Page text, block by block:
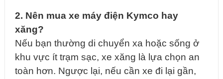
2. Nên mua xe máy điện Kymco hay
xăng?
Nếu bạn thường di chuyển xa hoặc sống ở
khu vực ít trạm sạc, xe xăng là lựa chọn an
toàn hơn. Ngược lại, nếu cần xe đi lại gần,